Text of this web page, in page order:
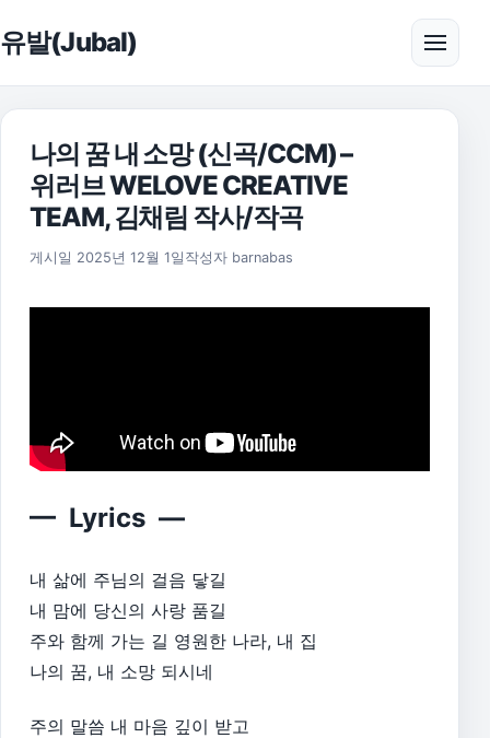
유발(Jubal) 메뉴
나의 꿈 내 소망 (신곡/CCM) –
위러브 WELOVE CREATIVE
TEAM, 김채림 작사/작곡
게시일 2025년 12월 1일 작성자 barnabas
— Lyrics —
내 삶에 주님의 걸음 닿길
내 맘에 당신의 사랑 품길
주와 함께 가는 길 영원한 나라, 내 집
나의 꿈, 내 소망 되시네
주의 말씀 내 마음 깊이 받고